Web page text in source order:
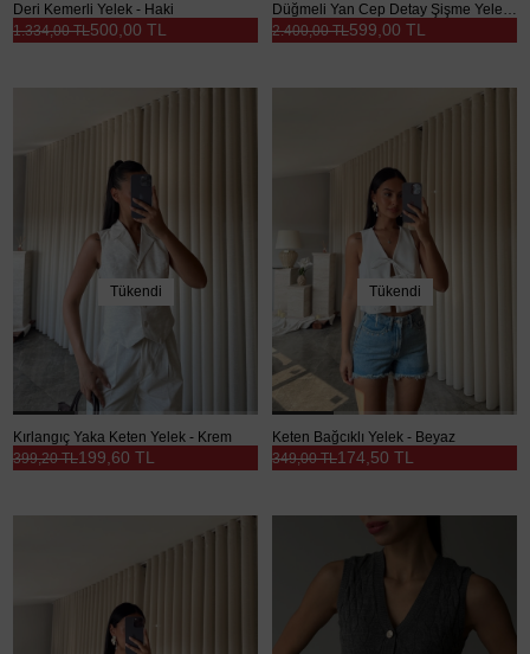
Deri Kemerli Yelek - Haki
500,00 TL
1.334,00 TL
Düğmeli Yan Cep Detay Şişme Yelek - Siyah
599,00 TL
2.400,00 TL
Tükendi
Kırlangıç Yaka Keten Yelek - Krem
199,60 TL
399,20 TL
Tükendi
Keten Bağcıklı Yelek - Beyaz
174,50 TL
349,00 TL